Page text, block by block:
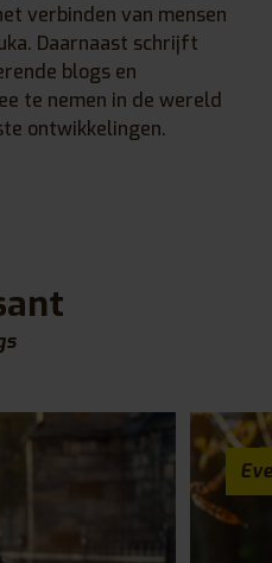
verbinden van mensen
Daarnaast schrijft
blogs en
te nemen in de wereld
ontwikkelingen.